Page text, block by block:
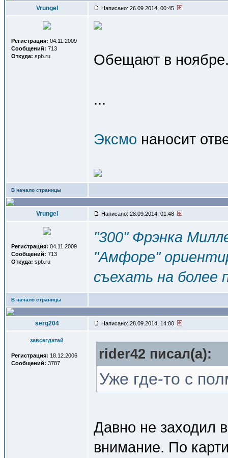
Vrungel Написано: 26.09.2014, 00:45
Регистрация: 04.11.2009
Сообщений: 713
Откуда: spb.ru Обещают в
...
Эксмо наносит
В начало страницы
Vrungel Написано: 28.09.2014, 01:48
Регистрация: 04.11.2009
Сообщений: 713
Откуда: spb.ru
"300" Фрэнка
"Амфоре"
съехать на более
В начало страницы
serg204 Написано: 28.09.2014, 14:00
завсегдатай
Регистрация: 18.12.2006
Сообщений: 3787
rider42 писал(a):
Уже где-то с
Давно не заходил
внимание. По